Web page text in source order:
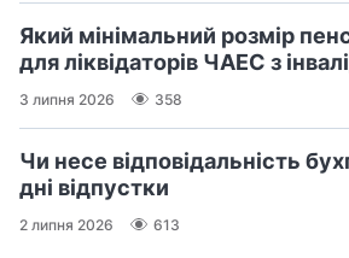
Який мінімальний розмір
для ліквідаторів ЧАЕС з
3 липня 2026 358
Чи несе відповідальність
дні відпустки
2 липня 2026 613